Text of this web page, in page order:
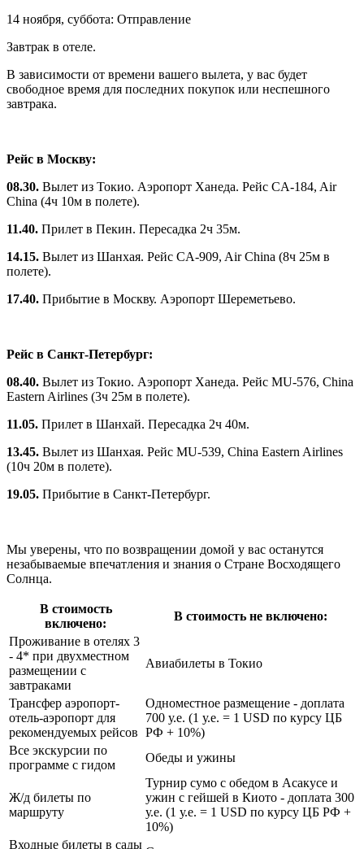
14 ноября, суббота: Отправление
Завтрак в отеле.
В зависимости от времени вашего вылета, у вас будет
свободное время для последних покупок или неспешного
завтрака.
Рейс в Москву:
08.30. Вылет из Токио. Аэропорт Ханеда. Рейс CA‑184, Air
China (4ч 10м в полете).
11.40. Прилет в Пекин. Пересадка 2ч 35м.
14.15. Вылет из Шанхая. Рейс CA‑909, Air China (8ч 25м в
полете).
17.40. Прибытие в Москву. Аэропорт Шереметьево.
Рейс в Санкт-Петербург:
08.40. Вылет из Токио. Аэропорт Ханеда. Рейс MU‑576, China
Eastern Airlines (3ч 25м в полете).
11.05. Прилет в Шанхай. Пересадка 2ч 40м.
13.45. Вылет из Шанхая. Рейс MU‑539, China Eastern Airlines
(10ч 20м в полете).
19.05. Прибытие в Санкт-Петербург.
Мы уверены, что по возвращении домой у вас останутся
незабываемые впечатления и знания о Стране Восходящего
Солнца.
В стоимость
включено:
В стоимость не включено:
Проживание в отелях 3
- 4* при двухместном
размещении с
завтраками
Авиабилеты в Токио
Трансфер аэропорт-
отель-аэропорт для
рекомендуемых рейсов
Одноместное размещение - доплата
700 у.е. (1 у.е. = 1 USD по курсу ЦБ
РФ + 10%)
Все экскурсии по
программе с гидом
Обеды и ужины
Ж/д билеты по
маршруту
Турнир сумо с обедом в Асакусе и
ужин с гейшей в Киото - доплата 300
у.е. (1 у.е. = 1 USD по курсу ЦБ РФ +
10%)
Входные билеты в сады